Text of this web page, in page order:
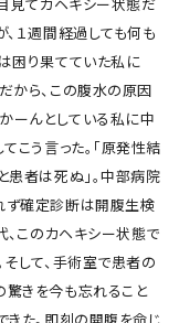
見てカヘキシー状態だ
１週間経過しても何も
困り果てていた私に
から、この腹水の原因
ーんとしている私に中
こう言った。「原発性結
患者は死ぬ」。中部病院
ず確定診断は開腹生検
、このカヘキシー状態で
して、手術室で患者の
きを今も忘れること